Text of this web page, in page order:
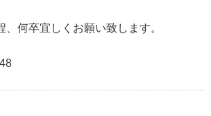
、何卒宜しくお願い致します。